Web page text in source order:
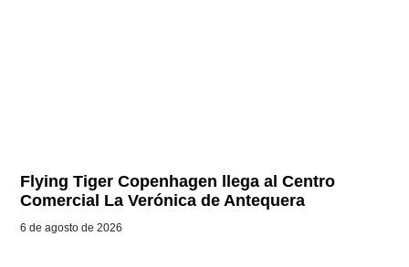
Flying Tiger Copenhagen llega al Centro
Comercial La Verónica de Antequera
6 de agosto de 2026